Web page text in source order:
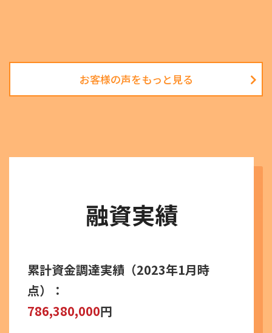
お客様の声をもっと見る
融資実績
累計資金調達実績（2023年1月時
点）：
786,380,000円